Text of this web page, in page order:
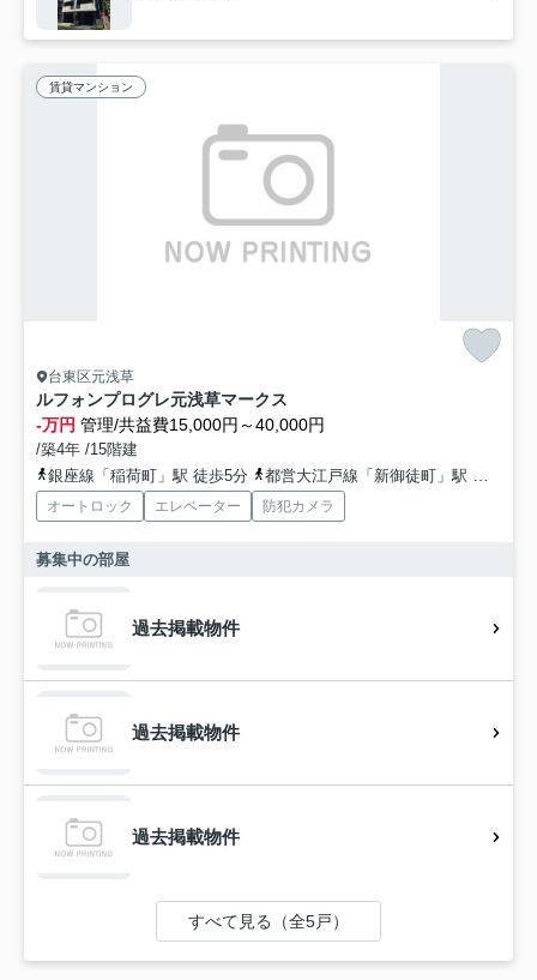
賃貸マンション
台東区元浅草
ルフォンプログレ元浅草マークス
-万円 管理/共益費15,000円～40,000円
/築4年 /15階建
銀座線「稲荷町」駅 徒歩5分
都営大江戸線「新御徒町」駅 徒歩5分
オートロック エレベーター 防犯カメラ
募集中の部屋
過去掲載物件
過去掲載物件
過去掲載物件
すべて見る（全5戸）